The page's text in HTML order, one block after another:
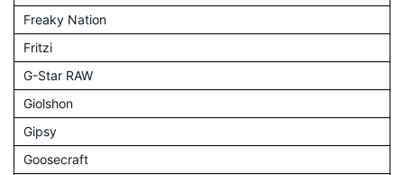
Freaky Nation
Fritzi
G-Star RAW
Giolshon
Gipsy
Goosecraft